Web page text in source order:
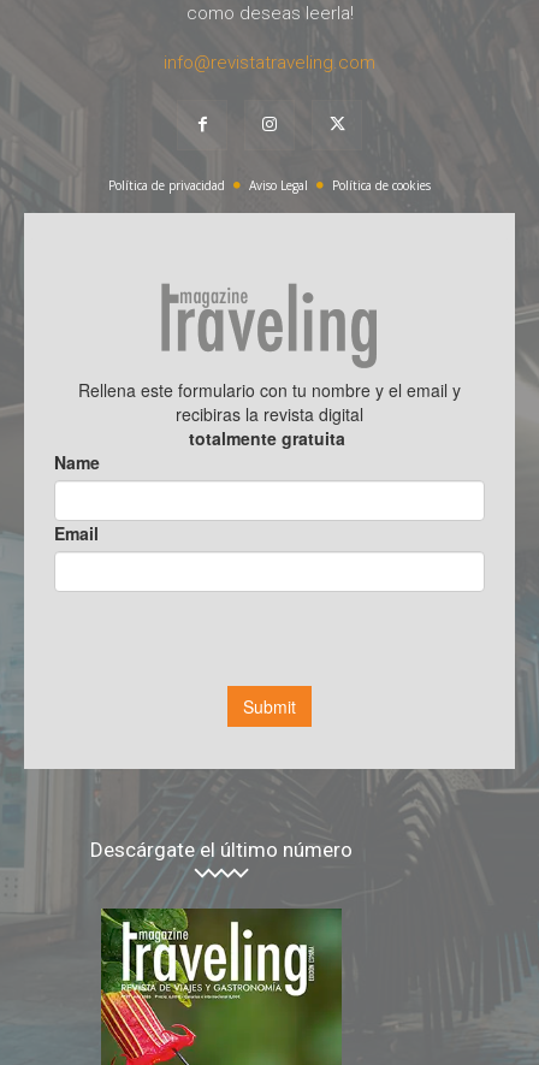
como deseas leerla!
info@revistatraveling.com
Política de privacidad Aviso Legal Política de cookies
Descárgate el último número